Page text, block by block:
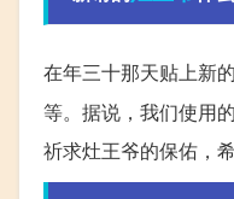
在年三十那天贴上新
等。据说，我们使用
祈求灶王爷的保佑，